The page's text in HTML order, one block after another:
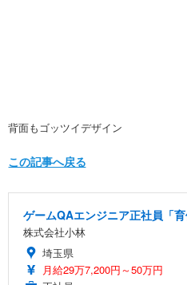
背面もゴッツイデザイン
この記事へ戻る
ゲームQAエンジニア正社員「
株式会社小林
埼玉県
月給29万7,200円～50万円